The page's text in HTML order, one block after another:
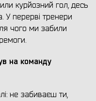
курйозний гол, десь
У перерві тренери
чого ми забили
на команду
не забиваєш ти,